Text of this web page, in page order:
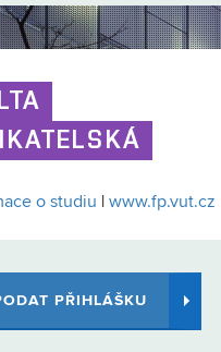
o studiu www.fp.vut.cz
PŘIHLÁŠKU